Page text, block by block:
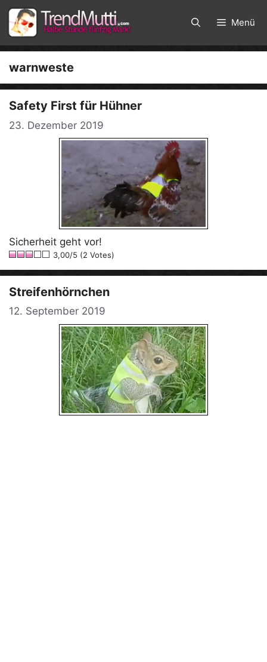
Zum
Inhalt
springen
Menü
warnweste
Safety First für Hühner
23. Dezember 2019
Sicherheit geht vor!
3,00/5 (2 Votes)
Streifenhörnchen
12. September 2019